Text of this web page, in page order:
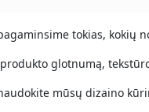
tokias, kokių
glotnumą,
mūsų dizaino